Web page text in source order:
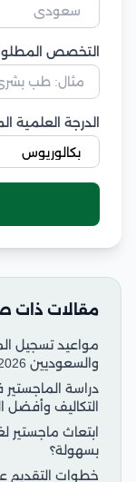
التخصص
الدرجة العلمية
مقالات ذات
مواعيد تسجيل
والسعوديين 2026-2027
التكاليف وأفضل
ابتعاث ماجستير
بسهولة؟
خطوات التقديم